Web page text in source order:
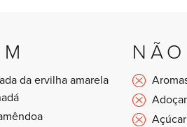
da ervilha amarela
Açúcar